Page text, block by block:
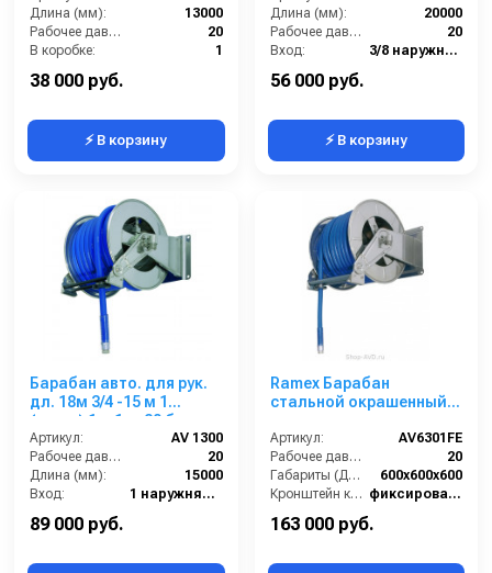
Длина (мм):
13000
Рабочее давление (бар):
20
В коробке:
1
38 000 руб.
⚡ В корзину
Длина (мм):
20000
Рабочее давление (бар):
20
Вход:
3/8 наружняя резьба
56 000 руб.
⚡ В корзину
Барабан авто. для рук.
дл. 18м 3/4 -15 м 1
(нерж.) 1ш.1ш. 20 бар
Артикул:
AV 1300
Рабочее давление (бар):
20
Длина (мм):
15000
Вход:
1 наружняя резьба
89 000 руб.
Ramex Барабан
стальной окрашенный с
механизмом AV 6301 FE
Артикул:
AV6301FE
Рабочее давление (бар):
20
Габариты (ДхШхВ):
600x600x600
Кронштейн катушки:
фиксированный
163 000 руб.